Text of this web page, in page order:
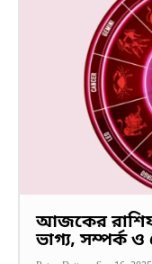
আজকের
ভাগ্য, সম্পর্ক